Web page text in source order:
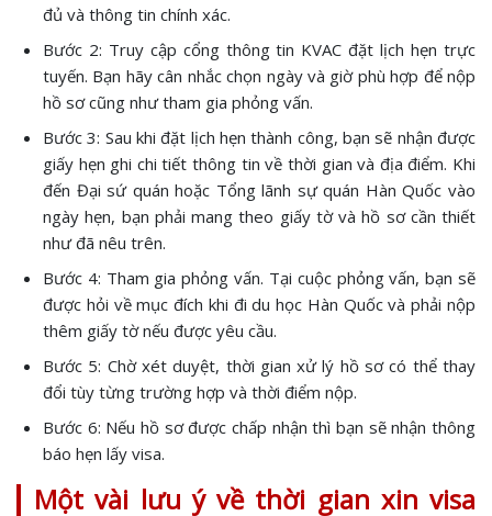
đủ và thông tin chính xác.
Bước 2: Truy cập cổng thông tin KVAC đặt lịch hẹn trực
tuyến. Bạn hãy cân nhắc chọn ngày và giờ phù hợp để nộp
hồ sơ cũng như tham gia phỏng vấn.
Bước 3: Sau khi đặt lịch hẹn thành công, bạn sẽ nhận được
giấy hẹn ghi chi tiết thông tin về thời gian và địa điểm. Khi
đến Đại sứ quán hoặc Tổng lãnh sự quán Hàn Quốc vào
ngày hẹn, bạn phải mang theo giấy tờ và hồ sơ cần thiết
như đã nêu trên.
Bước 4: Tham gia phỏng vấn. Tại cuộc phỏng vấn, bạn sẽ
được hỏi về mục đích khi đi du học Hàn Quốc và phải nộp
thêm giấy tờ nếu được yêu cầu.
Bước 5: Chờ xét duyệt, thời gian xử lý hồ sơ có thể thay
đổi tùy từng trường hợp và thời điểm nộp.
Bước 6: Nếu hồ sơ được chấp nhận thì bạn sẽ nhận thông
báo hẹn lấy visa.
Một vài lưu ý về thời gian xin visa